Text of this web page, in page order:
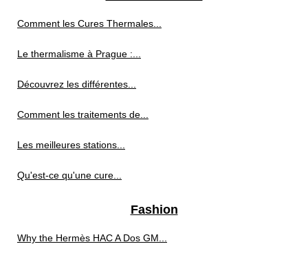
Comment les Cures Thermales...
Le thermalisme à Prague :...
Découvrez les différentes...
Comment les traitements de...
Les meilleures stations...
Qu'est-ce qu'une cure...
Fashion
Why the Hermès HAC A Dos GM...